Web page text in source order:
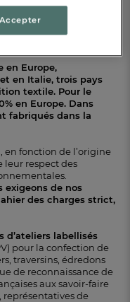
la meilleure
à la Chine en
pour trouver ceux avec
en Europe,
en Italie, trois pays
textile. Pour le
en Europe. Dans
fabriqués dans la
en fonction de l’origine
leur respect des
exigeons de nos
des charges strict,
d’ateliers labellisés
pour la confection de
traversins, édredons
de reconnaissance de
aux savoir-faire
représentatives de
Accepter